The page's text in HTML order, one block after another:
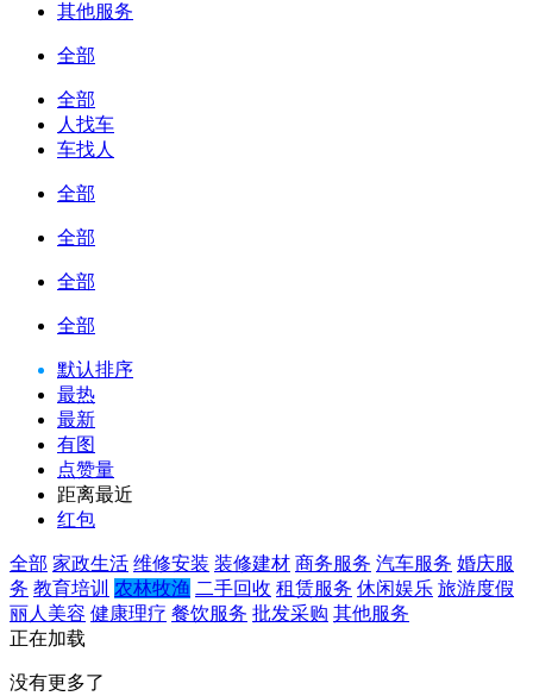
其他服务
全部
全部
人找车
车找人
全部
全部
全部
全部
默认排序
最热
最新
有图
点赞量
距离最近
红包
全部 家政生活 维修安装 装修建材 商务服务 汽车服务 婚庆服
务 教育培训 农林牧渔 二手回收 租赁服务 休闲娱乐 旅游度假
丽人美容 健康理疗 餐饮服务 批发采购 其他服务
正在加载
没有更多了